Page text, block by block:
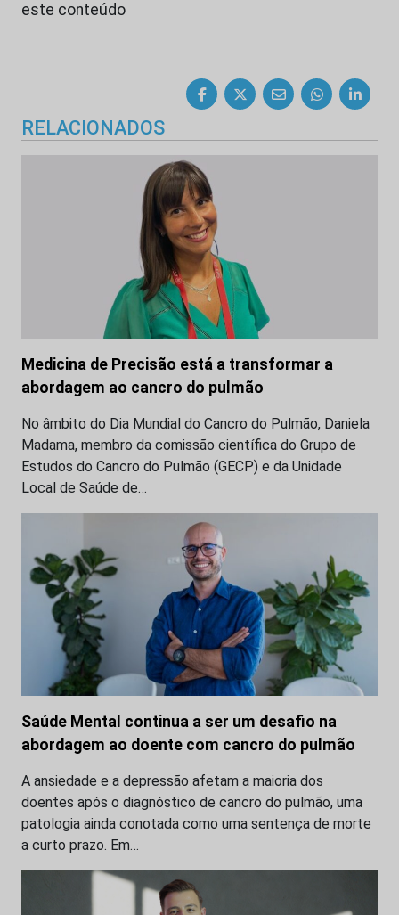
este conteúdo
RELACIONADOS
Medicina de Precisão está a transformar a
abordagem ao cancro do pulmão
No âmbito do Dia Mundial do Cancro do Pulmão, Daniela
Madama, membro da comissão científica do Grupo de
Estudos do Cancro do Pulmão (GECP) e da Unidade
Local de Saúde de…
Saúde Mental continua a ser um desafio na
abordagem ao doente com cancro do pulmão
A ansiedade e a depressão afetam a maioria dos
doentes após o diagnóstico de cancro do pulmão, uma
patologia ainda conotada como uma sentença de morte
a curto prazo. Em…